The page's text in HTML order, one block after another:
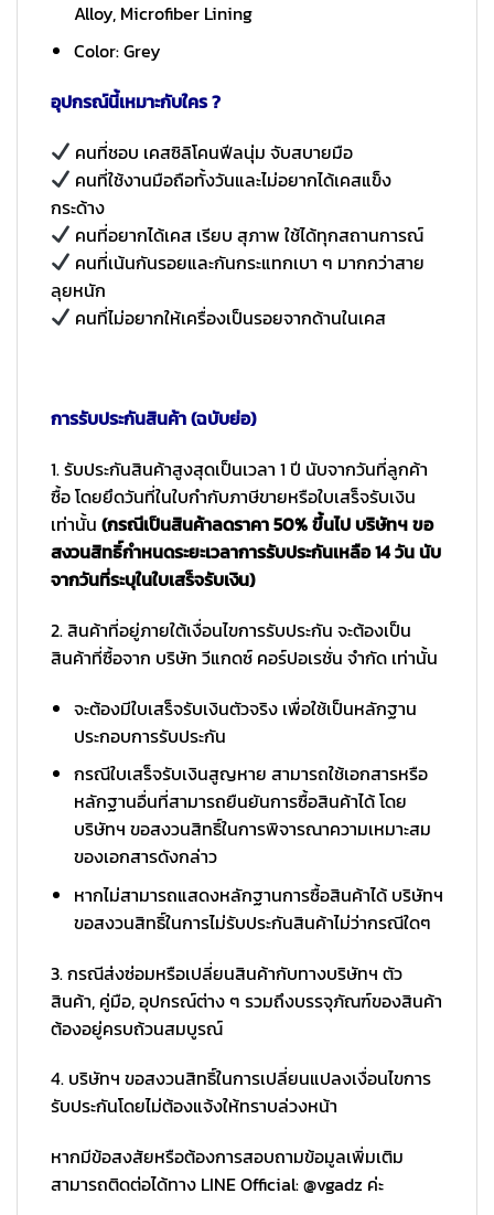
Alloy, Microfiber Lining
Color: Grey
อุปกรณ์นี้เหมาะกับใคร ?
คนที่ชอบ เคสซิลิโคนฟีลนุ่ม จับสบายมือ
คนที่ใช้งานมือถือทั้งวันและไม่อยากได้เคสแข็ง
กระด้าง
คนที่อยากได้เคส เรียบ สุภาพ ใช้ได้ทุกสถานการณ์
คนที่เน้นกันรอยและกันกระแทกเบา ๆ มากกว่าสาย
ลุยหนัก
คนที่ไม่อยากให้เครื่องเป็นรอยจากด้านในเคส
การรับประกันสินค้า (ฉบับย่อ)
1. รับประกันสินค้าสูงสุดเป็นเวลา 1 ปี นับจากวันที่ลูกค้า
ซื้อ โดยยึดวันที่ในใบกำกับภาษีขายหรือใบเสร็จรับเงิน
เท่านั้น (กรณีเป็นสินค้าลดราคา 50% ขึ้นไป บริษัทฯ ขอ
สงวนสิทธิ์กำหนดระยะเวลาการรับประกันเหลือ 14 วัน นับ
จากวันที่ระบุในใบเสร็จรับเงิน)
2. สินค้าที่อยู่ภายใต้เงื่อนไขการรับประกัน จะต้องเป็น
สินค้าที่ซื้อจาก บริษัท วีแกดซ์ คอร์ปอเรชั่น จำกัด เท่านั้น
จะต้องมีใบเสร็จรับเงินตัวจริง เพื่อใช้เป็นหลักฐาน
ประกอบการรับประกัน
กรณีใบเสร็จรับเงินสูญหาย สามารถใช้เอกสารหรือ
หลักฐานอื่นที่สามารถยืนยันการซื้อสินค้าได้ โดย
บริษัทฯ ขอสงวนสิทธิ์ในการพิจารณาความเหมาะสม
ของเอกสารดังกล่าว
หากไม่สามารถแสดงหลักฐานการซื้อสินค้าได้ บริษัทฯ
ขอสงวนสิทธิ์ในการไม่รับประกันสินค้าไม่ว่ากรณีใดๆ
3. กรณีส่งซ่อมหรือเปลี่ยนสินค้ากับทางบริษัทฯ ตัว
สินค้า, คู่มือ, อุปกรณ์ต่าง ๆ รวมถึงบรรจุภัณฑ์ของสินค้า
ต้องอยู่ครบถ้วนสมบูรณ์
4. บริษัทฯ ขอสงวนสิทธิ์ในการเปลี่ยนแปลงเงื่อนไขการ
รับประกันโดยไม่ต้องแจ้งให้ทราบล่วงหน้า
หากมีข้อสงสัยหรือต้องการสอบถามข้อมูลเพิ่มเติม
สามารถติดต่อได้ทาง LINE Official: @vgadz ค่ะ